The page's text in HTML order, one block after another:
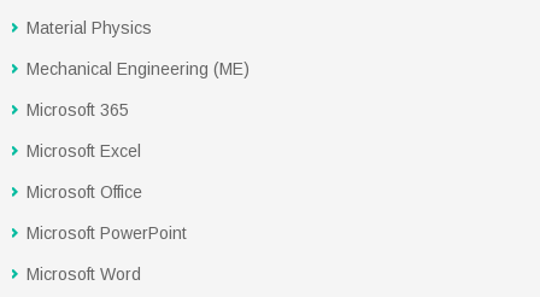
Material Physics
Mechanical Engineering (ME)
Microsoft 365
Microsoft Excel
Microsoft Office
Microsoft PowerPoint
Microsoft Word